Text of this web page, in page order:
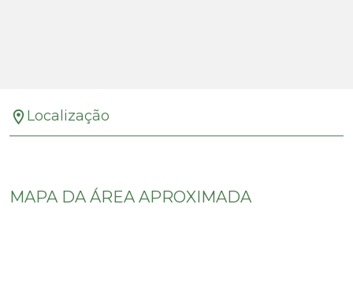
Localização
MAPA DA ÁREA APROXIMADA